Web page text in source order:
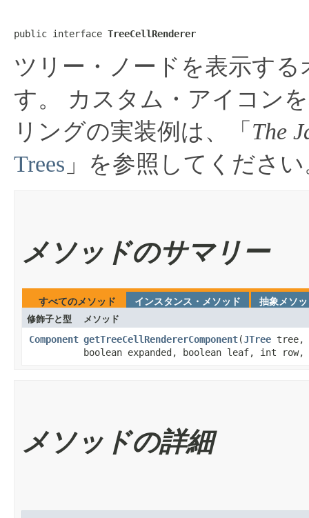
public interface TreeCellRenderer
ツリー・ノードを表示す
す。
カスタム・アイコン
リングの実装例は、「 The
Trees 」を参照してくださ
メソッドのサマリー
すべてのメソッド インスタンス・メソッド
抽象メソ
修飾子と型
メソッド
Component getTreeCellRendererComponent​(JTree tree,
boolean expanded, boolean leaf, int row,
メソッドの詳細